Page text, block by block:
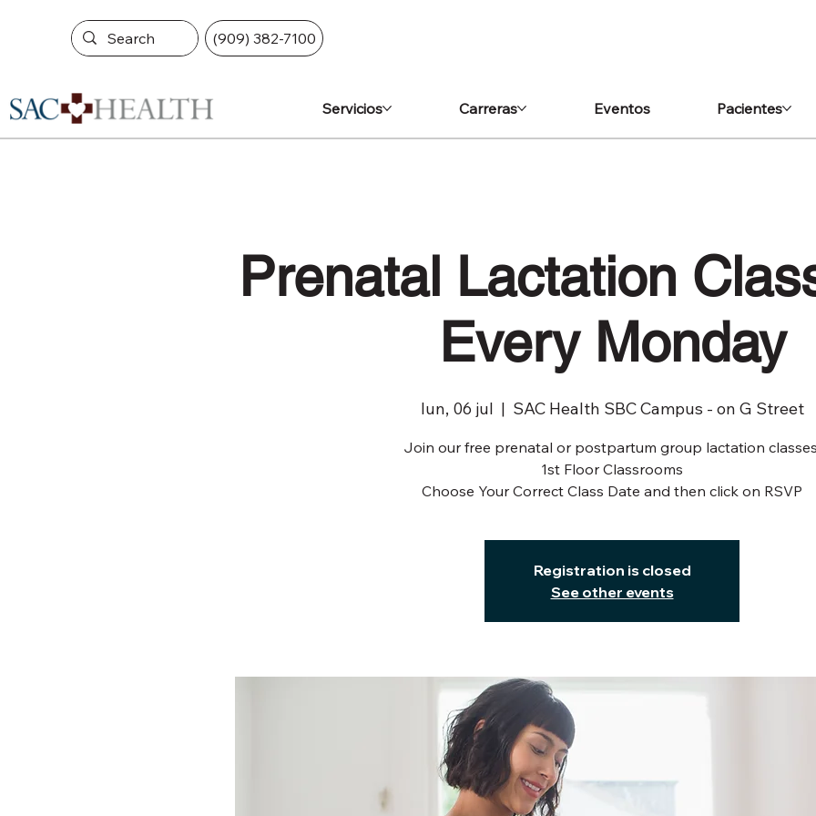
(909) 382-7100
Servicios Carreras Eventos Pacientes
Prenatal Lactation
Every Monday
lun, 06 jul
  |
SAC Health SBC Campus - on G Street
Join our free prenatal or postpartum group lactation
1st Floor Classrooms
Choose Your Correct Class Date and then click on RSVP
Registration is closed
See other events